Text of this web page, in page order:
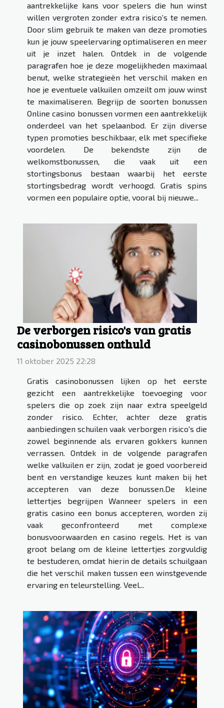
aantrekkelijke kans voor spelers die hun winst
willen vergroten zonder extra risico’s te nemen.
Door slim gebruik te maken van deze promoties
kun je jouw speelervaring optimaliseren en meer
uit je inzet halen. Ontdek in de volgende
paragrafen hoe je deze mogelijkheden maximaal
benut, welke strategieën het verschil maken en
hoe je eventuele valkuilen omzeilt om jouw winst
te maximaliseren. Begrijp de soorten bonussen
Online casino bonussen vormen een aantrekkelijk
onderdeel van het spelaanbod. Er zijn diverse
typen promoties beschikbaar, elk met specifieke
voordelen. De bekendste zijn de
welkomstbonussen, die vaak uit een
stortingsbonus bestaan waarbij het eerste
stortingsbedrag wordt verhoogd. Gratis spins
vormen een populaire optie, vooral bij nieuwe...
De verborgen risico's van gratis
casinobonussen onthuld
11 oktober 2025 22:28
Gratis casinobonussen lijken op het eerste
gezicht een aantrekkelijke toevoeging voor
spelers die op zoek zijn naar extra speelgeld
zonder risico. Echter, achter deze gratis
aanbiedingen schuilen vaak verborgen risico's die
zowel beginnende als ervaren gokkers kunnen
verrassen. Ontdek in de volgende paragrafen
welke valkuilen er zijn, zodat je goed voorbereid
bent en verstandige keuzes kunt maken bij het
accepteren van deze bonussen.De kleine
lettertjes begrijpen Wanneer spelers in een
gratis casino een bonus accepteren, worden zij
vaak geconfronteerd met complexe
bonusvoorwaarden en casino regels. Het is van
groot belang om de kleine lettertjes zorgvuldig
te bestuderen, omdat hierin de details schuilgaan
die het verschil maken tussen een winstgevende
ervaring en teleurstelling. Veel...